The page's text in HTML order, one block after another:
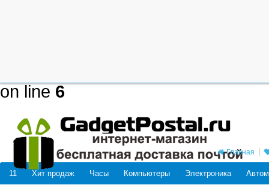
on line6
Главная
11 Хит продаж Часы Компьютеры Электроника